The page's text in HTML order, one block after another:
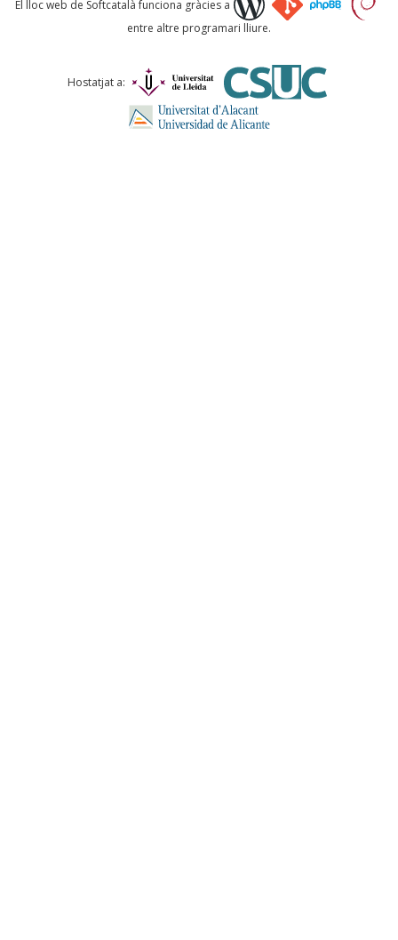
Comentari *
El lloc web de Softcatalà funciona gràcies a
entre altre programari lliure.
Hostatjat a: